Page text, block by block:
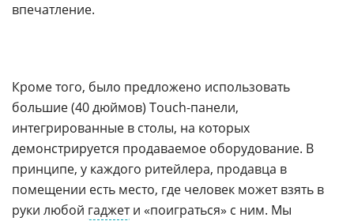
впечатление.
Кроме того, было предложено использовать
большие (40 дюймов) Touch-панели,
интегрированные в столы, на которых
демонстрируется продаваемое оборудование. В
принципе, у каждого ритейлера, продавца в
помещении есть место, где человек может взять в
руки любой гаджети «поиграться» с ним. Мы